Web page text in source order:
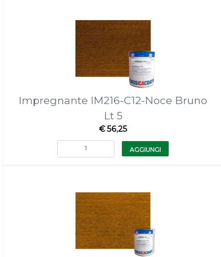
Impregnante IM216-C12-Noce Bruno
Lt 5
€ 56,25
Quantità
AGGIUNGI